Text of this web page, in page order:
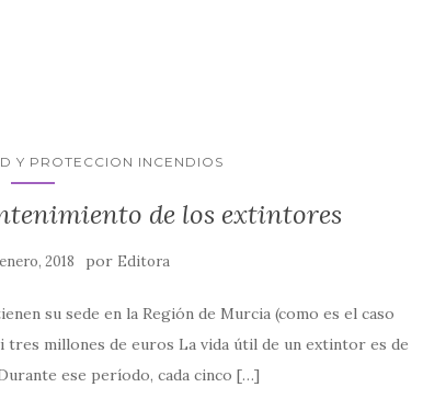
Y PROTECCION INCENDIOS
de los extintores
2018 por Editora
su sede en la Región de Murcia (como es el caso
tres millones de euros La vida útil de un extintor es de
ese período, cada cinco […]